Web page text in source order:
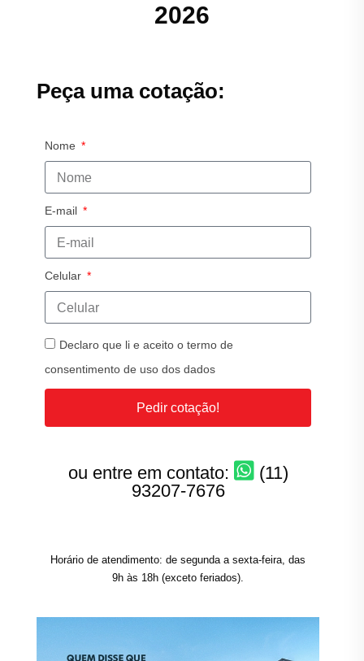
2026
Peça uma cotação:
Nome
E-mail
Celular
Declaro que li e aceito o termo de
consentimento de uso dos dados
Pedir cotação!
ou entre em contato:
(11)
93207-7676
Horário de atendimento: de segunda a sexta-feira, das
9h às 18h (exceto feriados).